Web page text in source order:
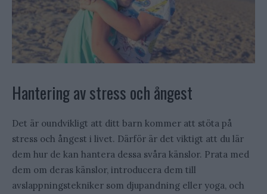
Hantering av stress och ångest
Det är oundvikligt att ditt barn kommer att stöta på
stress och ångest i livet. Därför är det viktigt att du lär
dem hur de kan hantera dessa svåra känslor. Prata med
dem om deras känslor, introducera dem till
avslappningstekniker som djupandning eller yoga, och